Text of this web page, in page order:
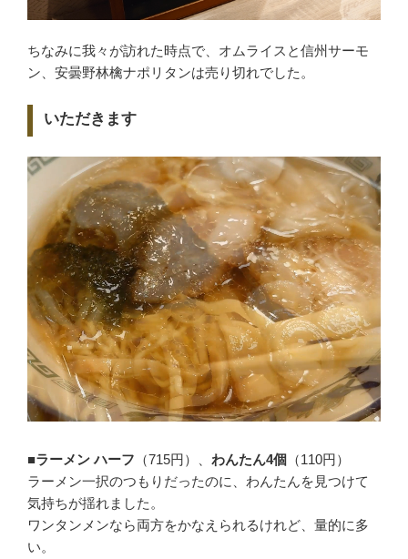
ちなみに我々が訪れた時点で、オムライスと信州サーモ
ン、安曇野林檎ナポリタンは売り切れでした。
いただきます
■ラーメン ハーフ （715円）、 わんたん4個 （110円）
ラーメン一択のつもりだったのに、わんたんを見つけて
気持ちが揺れました。
ワンタンメンなら両方をかなえられるけれど、量的に多
い。